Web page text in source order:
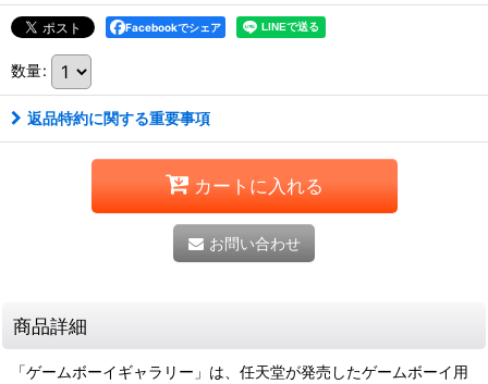
Facebookでシェア
数量:
返品特約に関する重要事項
カートに入れる
お問い合わせ
商品詳細
「ゲームボーイギャラリー」は、任天堂が発売したゲームボーイ用